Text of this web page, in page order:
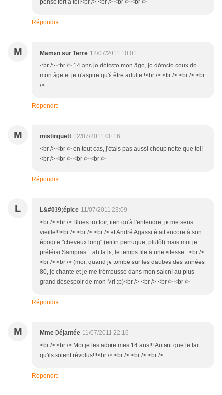
pense fort à toi!<br /> <br /> <br /> <br />
Répondre
M Maman sur Terre 12/07/2011 10:01
<br /> <br /> 14 ans je déteste mon âge, je déteste ceux de
mon âge et je n'aspire qu'à être adulte !<br /> <br /> <br /> <br
/>
Répondre
M mistinguett 12/07/2011 00:16
<br /> <br /> en tout cas, j'étais pas aussi choupinette que toi!
<br /> <br /> <br /> <br />
Répondre
L L&#039;épice 11/07/2011 23:09
<br /> <br /> Blues trottoir, rien qu'à l'entendre, je me sens
vieille!!!<br /> <br /> <br /> et André Agassi était encore à son
époque "cheveux long" (enfin perruque, plutôt) mais moi je
préférai Sampras... ah la la, le temps file à une vitesse...<br />
<br /> <br /> (moi, quand je tombe sur les daubes des années
80, je chante et je me trémousse dans mon salon! au plus
grand désespoir de mon Mr! :p)<br /> <br /> <br /> <br />
Répondre
M Mme Déjantée 11/07/2011 22:16
<br /> <br /> Moi je les adore mes 14 ans!!! Autant que le fait
qu'ils soient révolus!!!<br /> <br /> <br /> <br />
Répondre